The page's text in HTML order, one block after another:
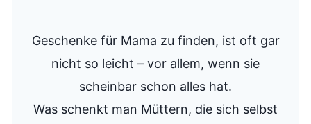
Geschenke für Mama zu finden, ist oft gar
nicht so leicht – vor allem, wenn sie
scheinbar schon alles hat.
Was schenkt man Müttern, die sich selbst